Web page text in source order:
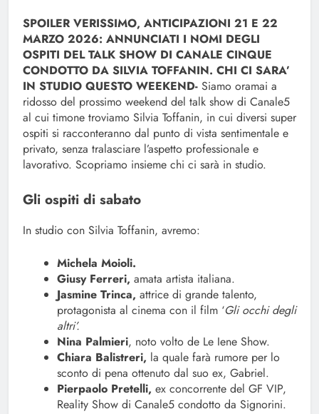
SPOILER VERISSIMO, ANTICIPAZIONI 21 E 22
MARZO 2026: ANNUNCIATI I NOMI DEGLI
OSPITI DEL TALK SHOW DI CANALE CINQUE
CONDOTTO DA SILVIA TOFFANIN. CHI CI SARA’
IN STUDIO QUESTO WEEKEND- Siamo oramai a
ridosso del prossimo weekend del talk show di Canale5
al cui timone troviamo Silvia Toffanin, in cui diversi super
ospiti si racconteranno dal punto di vista sentimentale e
privato, senza tralasciare l’aspetto professionale e
lavorativo. Scopriamo insieme chi ci sarà in studio.
Gli ospiti di sabato
In studio con Silvia Toffanin, avremo:
Michela Moioli.
Giusy Ferreri, amata artista italiana.
Jasmine Trinca, attrice di grande talento,
protagonista al cinema con il film ‘Gli occhi degli
altri’.
Nina Palmieri, noto volto de Le Iene Show.
Chiara Balistreri, la quale farà rumore per lo
sconto di pena ottenuto dal suo ex, Gabriel.
Pierpaolo Pretelli, ex concorrente del GF VIP,
Reality Show di Canale5 condotto da Signorini.